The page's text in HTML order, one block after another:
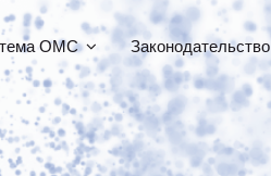
ОМС Законодательство